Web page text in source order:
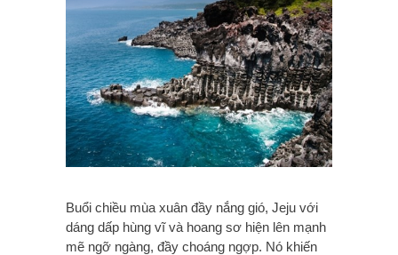
Buổi chiều mùa xuân đầy nắng gió, Jeju với
dáng dấp hùng vĩ và hoang sơ hiện lên mạnh
mẽ ngỡ ngàng, đầy choáng ngợp. Nó khiến